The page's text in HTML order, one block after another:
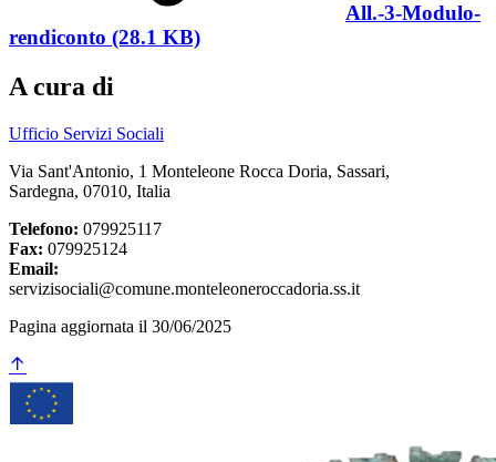
All.-3-Modulo-
rendiconto (28.1 KB)
A cura di
Ufficio Servizi Sociali
Via Sant'Antonio, 1 Monteleone Rocca Doria, Sassari,
Sardegna, 07010, Italia
Telefono: 079925117
Fax: 079925124
Email:
servizisociali@comune.monteleoneroccadoria.ss.it
Pagina aggiornata il 30/06/2025